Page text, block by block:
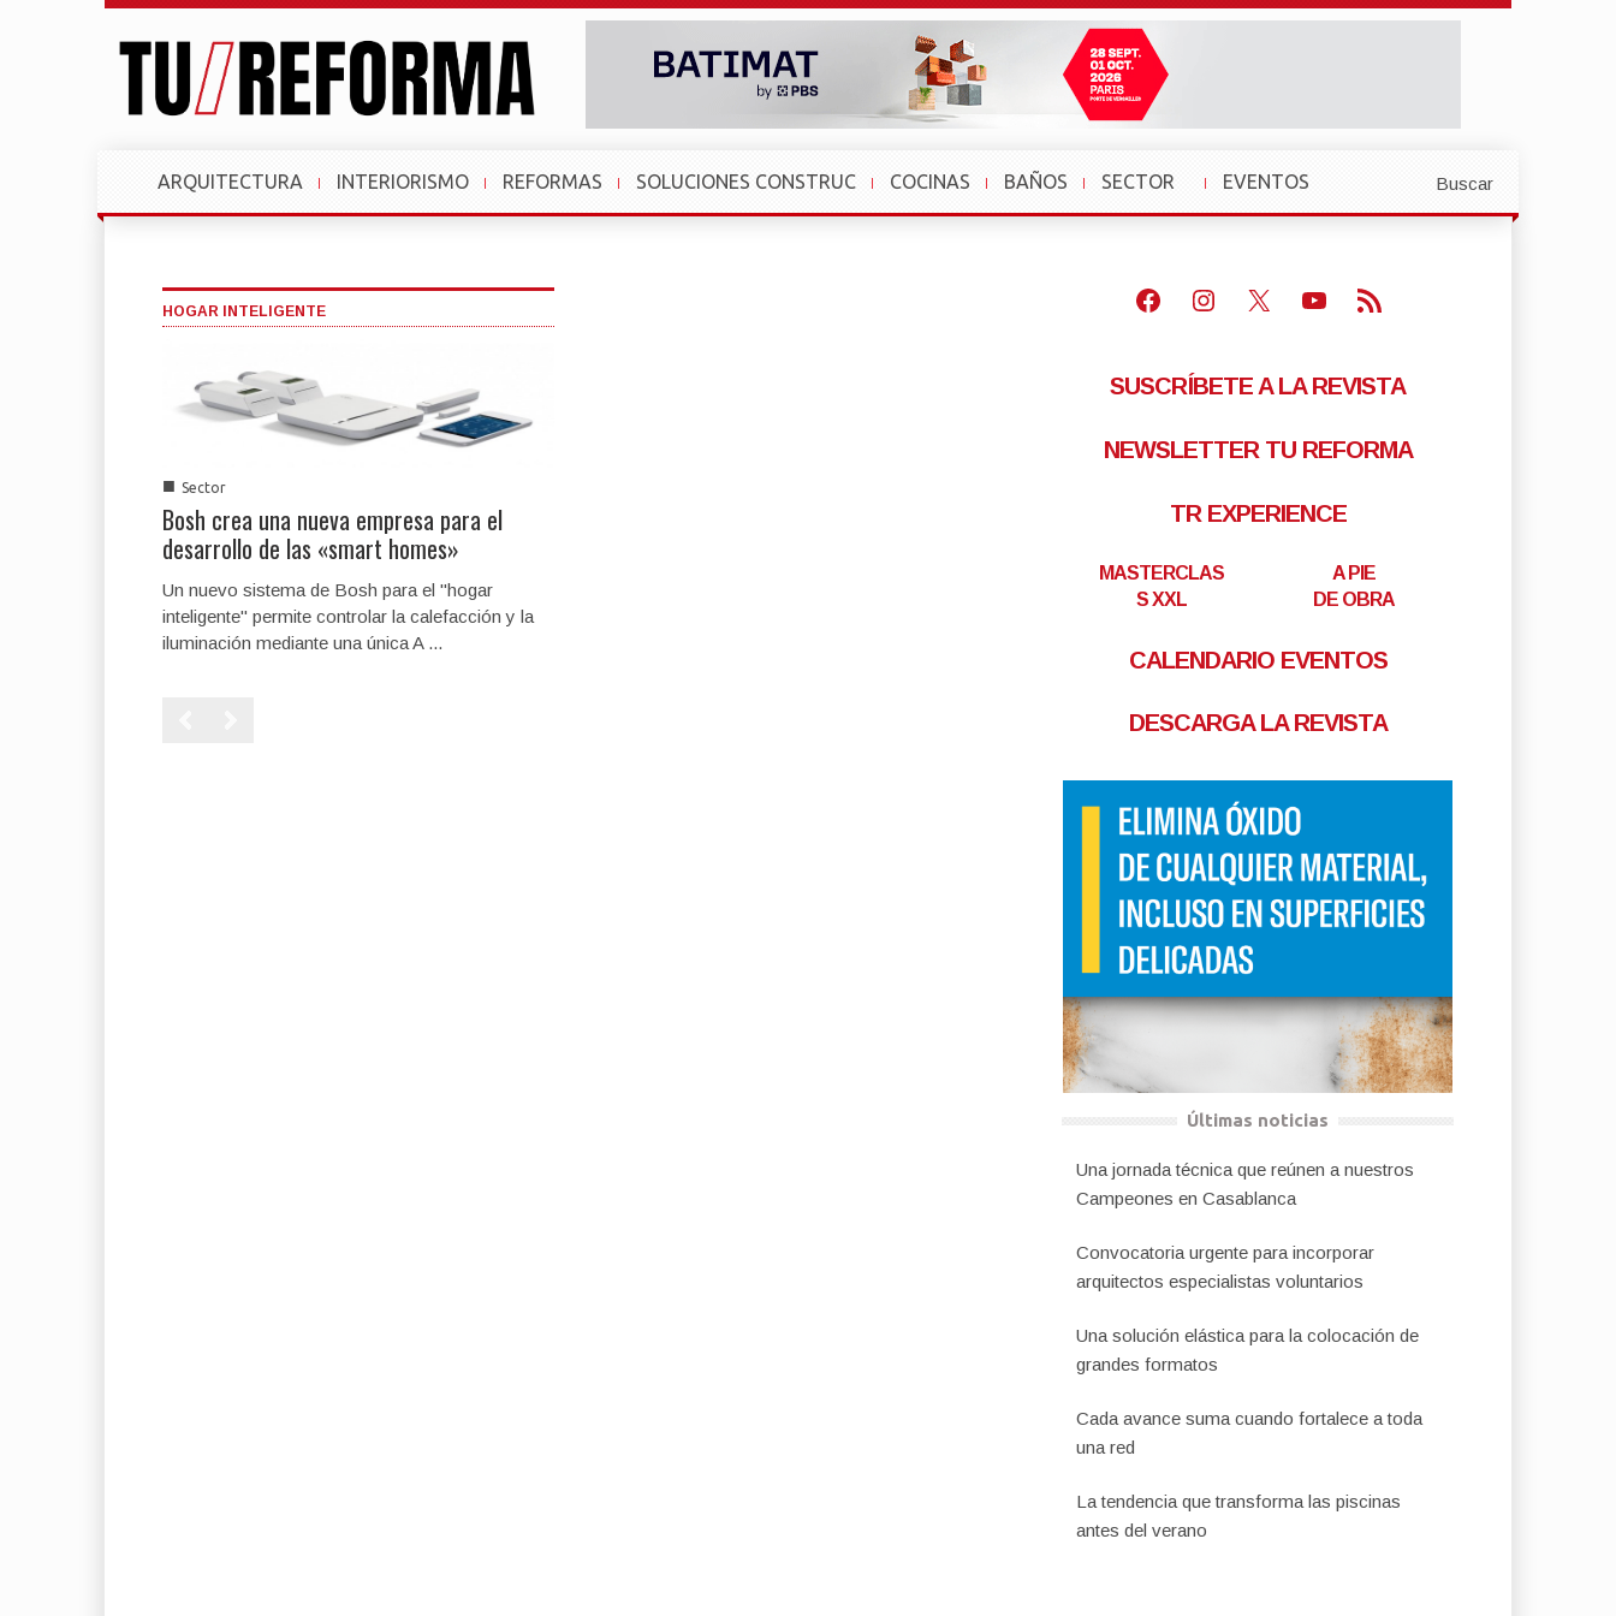
ARQUITECTURA INTERIORISMO REFORMAS SOLUCIONES CONSTRUC COCINAS BAÑOS
SECTOR
»
EVENTOS
»
Buscar
HOGAR INTELIGENTE
■ Sector
Bosh crea una nueva empresa para el
desarrollo de las «smart homes»
Un nuevo sistema de Bosh para el "hogar
inteligente" permite controlar la calefacción y la
iluminación mediante una única A ...
Facebook
Instagram
X Youtube
Feed RSS
SUSCRÍBETE A LA REVISTA
NEWSLETTER TU REFORMA
TR EXPERIENCE
MASTERCLAS
S XXL
A PIE
DE OBRA
CALENDARIO EVENTOS
DESCARGA LA REVISTA
Últimas noticias
Una jornada técnica que reúnen a nuestros
Campeones en Casablanca
Convocatoria urgente para incorporar
arquitectos especialistas voluntarios
Una solución elástica para la colocación de
grandes formatos
Cada avance suma cuando fortalece a toda
una red
La tendencia que transforma las piscinas
antes del verano